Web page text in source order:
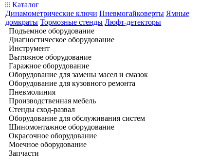
Каталог
Динамометрические ключи Пневмогайковерты Ямные
домкраты Тормозные стенды Люфт-детекторы
Подъемное оборудование
Диагностическое оборудование
Инструмент
Вытяжное оборудование
Гаражное оборудование
Оборудование для замены масел и смазок
Оборудование для кузовного ремонта
Пневмолиния
Производственная мебель
Стенды сход-развал
Оборудование для обслуживания систем
Шиномонтажное оборудование
Окрасочное оборудование
Моечное оборудование
Запчасти